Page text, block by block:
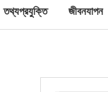
তথ্যপ্রযুক্তি জীবনযাপন